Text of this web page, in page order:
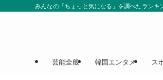
みんなの「ちょっと気になる」を調べたランキ
芸能全般 韓国エンタメ ス